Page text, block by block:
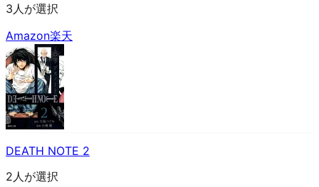
3人が選択
Amazon楽天
DEATH NOTE 2
2人が選択